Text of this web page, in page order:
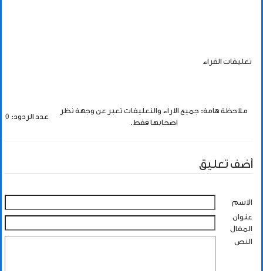
تعليقات القراء
ملاحظة هامة: جميع الاراء والتعليقات تعبر عن وجهة نظر
اصحابها فقط.
عدد الردود: 0
أضف تعليق
الاسم
عنوان
المقال
النص